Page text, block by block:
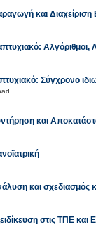
και Διαχείριση
Αλγόριθμοι,
Σύγχρονο
και
και
στις ΤΠΕ